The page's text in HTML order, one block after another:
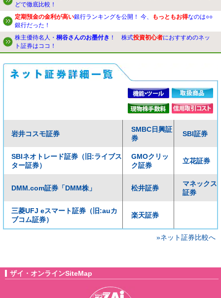
どで徹底比較！
定期預金の金利が高い銀行ランキングを公開！ 今、 もっともお得なのは○○
銀行だった！
株主優待名人・ 桐谷さんのお墨付き ！ 株式投資初心者におすすめのネッ
ト証券はココ！
岩井コスモ証券
SMBC日興証
券
SBI証券
SBIネオトレード証券（旧:ライブス
ター証券）
GMOクリッ
ク証券
立花証券
DMM.com証券「DMM株」 松井証券
マネックス
証券
三菱UFJ eスマート証券（旧:auカ
ブコム証券）
楽天証券
»ネット証券比較へ
ザイ・オンラインSiteMap